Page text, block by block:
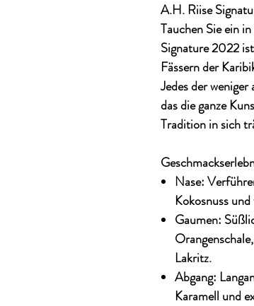
A.H. Riise
Tauchen Sie ein
Signature 2022
Fässern der
Jedes der weniger
das die ganze
Tradition in sich
Nase:
Kokosnuss
Gaumen:
Lakritz.
Abgang:
Karamell und